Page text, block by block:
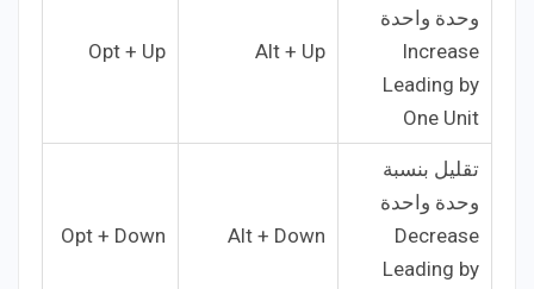
وحدة واحدة
Increase
Leading by
One Unit
Alt + Up
Opt + Up
تقليل بنسبة
وحدة واحدة
Decrease
Leading by
Alt + Down
Opt + Down